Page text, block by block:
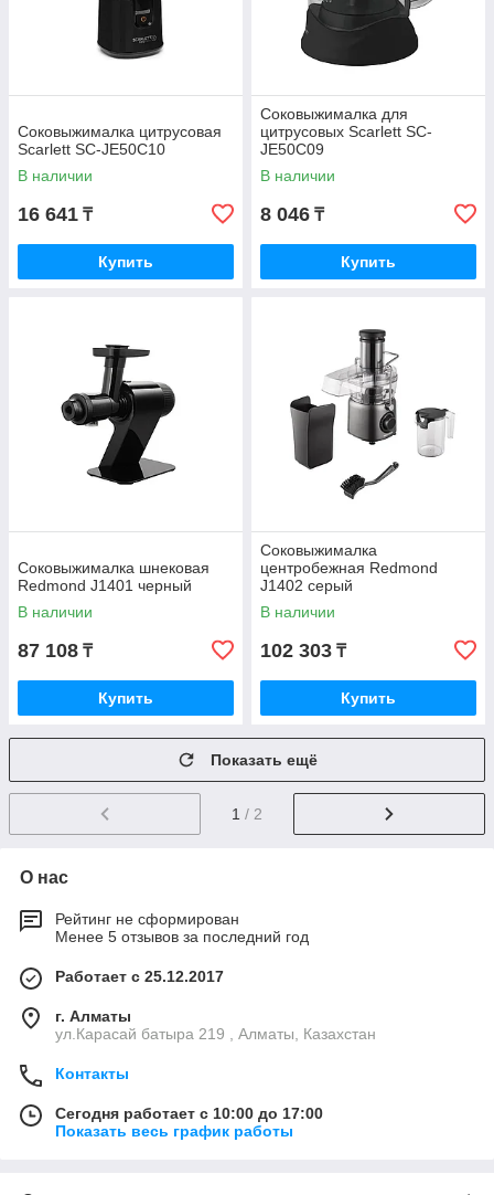
Соковыжималка цитрусовая
Scarlett SC-JE50C10
В наличии
16 641 ₸
Купить
Соковыжималка для
цитрусовых Scarlett SC-
JE50C09
В наличии
8 046 ₸
Купить
Соковыжималка шнековая
Redmond J1401 черный
В наличии
87 108 ₸
Купить
Соковыжималка
центробежная Redmond
J1402 серый
В наличии
102 303 ₸
Купить
Показать ещё
1 / 2
О нас
Рейтинг не сформирован
Менее 5 отзывов за последний год
Работает с 25.12.2017
г. Алматы
ул.Карасай батыра 219 , Алматы, Казахстан
Контакты
Сегодня работает с 10:00 до 17:00
Показать весь график работы